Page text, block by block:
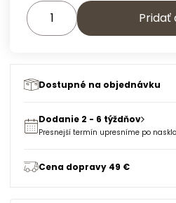
Pridať
Dostupné na objednávku
Dodanie 2 - 6 týždňov
Presnejší termín upresníme po
Cena dopravy 49 €